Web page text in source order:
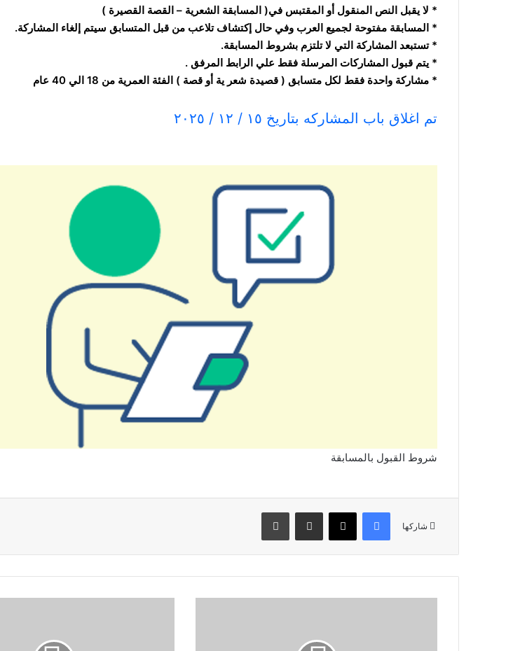
* لا يقبل النص المنقول أو المقتبس في( المسابقة الشعرية – القصة القصيرة )
* المسابقة مفتوحة لجميع العرب وفي حال إكتشاف تلاعب من قبل المتسابق سيتم إلغاء المشاركة.
* تستبعد المشاركة التي لا تلتزم بشروط المسابقة.
* يتم قبول المشاركات المرسلة فقط علي الرابط المرفق .
* مشاركة واحدة فقط لكل متسابق ( قصيدة شعر ية أو قصة ) الفئة العمرية من 18 الي 40 عام
تم اغلاق باب المشاركه بتاريخ ١٥ / ١٢ / ٢٠٢٥
شروط القبول بالمسابقة
شاركها
فيسبوك ‫X مشاركة عبر البريد طباعة